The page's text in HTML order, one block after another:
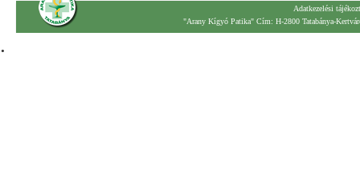
Adatkezelési
"Arany Kígyó Patika" Cím: H-2800 Tatabánya-
.